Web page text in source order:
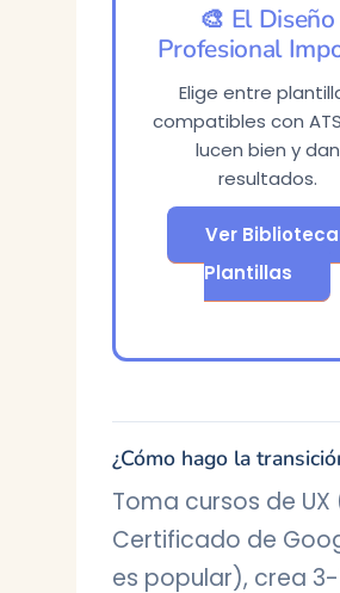
🎨 El Diseño
Profesional
Elige entre
compatibles con
lucen bien y dan
resultados.
Ver
Plantillas
¿Cómo hago la
Toma cursos de UX
Certificado de
es popular), crea